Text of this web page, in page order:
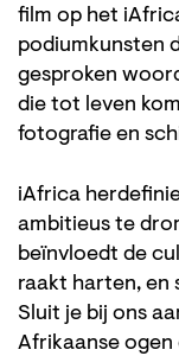
film op het
podiumkunsten
gesproken
die tot leven
fotografie en
iAfrica
ambitieus te
beïnvloedt de
raakt harten, en
Sluit je bij ons
Afrikaanse ogen